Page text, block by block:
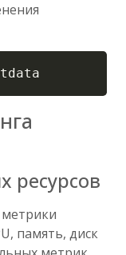
ресурсов
память, диск